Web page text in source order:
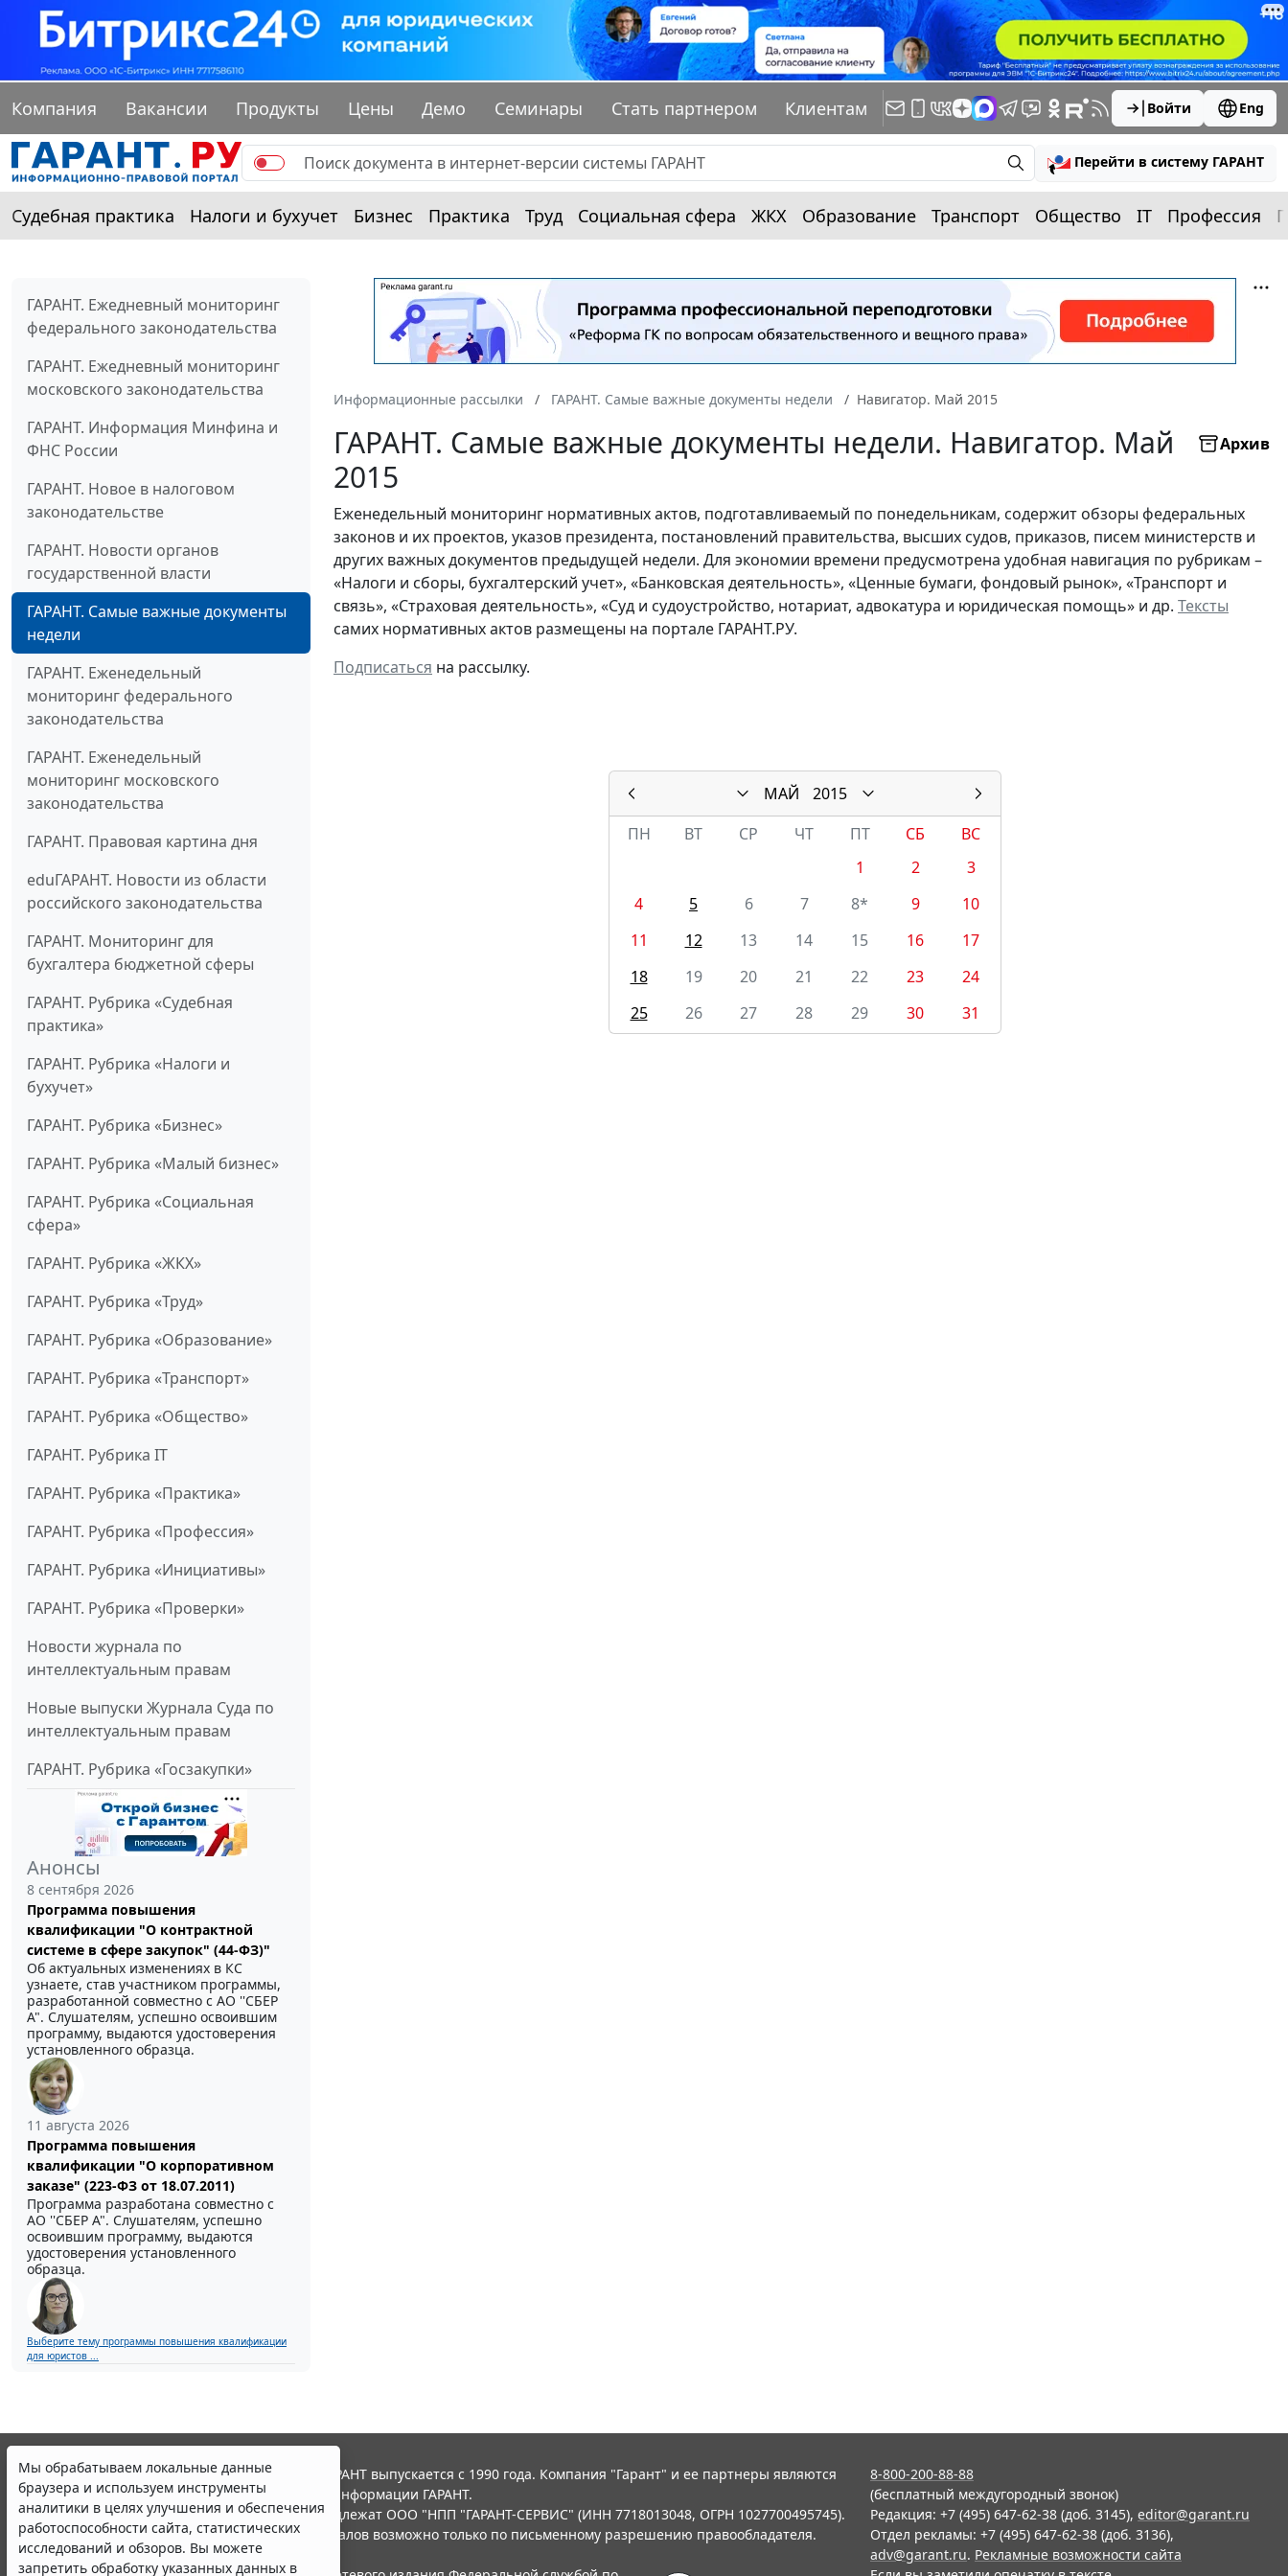
Компания Вакансии Продукты Цены Демо Семинары Стать партнером Клиентам Войти Eng
Перейти в систему ГАРАНТ
Судебная практика Налоги и бухучет Бизнес Практика Труд Социальная сфера ЖКХ Образование Транспорт Общество IT Профессия
ГАРАНТ. Ежедневный мониторинг
федерального законодательства
ГАРАНТ. Ежедневный мониторинг
московского законодательства
ГАРАНТ. Информация Минфина и
ФНС России
ГАРАНТ. Новое в налоговом
законодательстве
ГАРАНТ. Новости органов
государственной власти
ГАРАНТ. Самые важные документы
недели
ГАРАНТ. Еженедельный
мониторинг федерального
законодательства
ГАРАНТ. Еженедельный
мониторинг московского
законодательства
ГАРАНТ. Правовая картина дня
eduГАРАНТ. Новости из области
российского законодательства
ГАРАНТ. Мониторинг для
бухгалтера бюджетной сферы
ГАРАНТ. Рубрика «Судебная
практика»
ГАРАНТ. Рубрика «Налоги и
бухучет»
ГАРАНТ. Рубрика «Бизнес»
ГАРАНТ. Рубрика «Малый бизнес»
ГАРАНТ. Рубрика «Социальная
сфера»
ГАРАНТ. Рубрика «ЖКХ»
ГАРАНТ. Рубрика «Труд»
ГАРАНТ. Рубрика «Образование»
ГАРАНТ. Рубрика «Транспорт»
ГАРАНТ. Рубрика «Общество»
ГАРАНТ. Рубрика IT
ГАРАНТ. Рубрика «Практика»
ГАРАНТ. Рубрика «Профессия»
ГАРАНТ. Рубрика «Инициативы»
ГАРАНТ. Рубрика «Проверки»
Новости журнала по
интеллектуальным правам
Новые выпуски Журнала Суда по
интеллектуальным правам
ГАРАНТ. Рубрика «Госзакупки»
Анонсы
8 сентября 2026
Программа повышения
квалификации "О контрактной
системе в сфере закупок" (44-ФЗ)"
Об актуальных изменениях в КС
узнаете, став участником программы,
разработанной совместно с АО ''СБЕР
А". Слушателям, успешно освоившим
программу, выдаются удостоверения
установленного образца.
11 августа 2026
Программа повышения
квалификации "О корпоративном
заказе" (223-ФЗ от 18.07.2011)
Программа разработана совместно с
АО ''СБЕР А". Слушателям, успешно
освоившим программу, выдаются
удостоверения установленного
образца.
Выберите тему программы повышения квалификации
для юристов ...
Информационные рассылки ГАРАНТ. Самые важные документы недели Навигатор. Май 2015
ГАРАНТ. Самые важные документы недели. Навигатор. Май
2015
Архив
Еженедельный мониторинг нормативных актов, подготавливаемый по понедельникам, содержит обзоры федеральных
законов и их проектов, указов президента, постановлений правительства, высших судов, приказов, писем министерств и
других важных документов предыдущей недели. Для экономии времени предусмотрена удобная навигация по рубрикам –
«Налоги и сборы, бухгалтерский учет», «Банковская деятельность», «Ценные бумаги, фондовый рынок», «Транспорт и
связь», «Страховая деятельность», «Суд и судоустройство, нотариат, адвокатура и юридическая помощь» и др. Тексты
самих нормативных актов размещены на портале ГАРАНТ.РУ.
Подписаться на рассылку.
МАЙ
2015
ПН
ВТ СР ЧТ ПТ СБ
ВС
1
2
3
4
5 6 7 8* 9
10
11
12 13 14 15 16
17
18
19 20 21 22 23
24
25
26 27 28 29 30 31
Мы обрабатываем локальные данные
браузера и используем инструменты
аналитики в целях улучшения и обеспечения
работоспособности сайта, статистических
исследований и обзоров. Вы можете
запретить обработку указанных данных в
© ООО "НПП "ГАРАНТ-СЕРВИС", 2026. Система ГАРАНТ выпускается с 1990 года. Компания "Гарант" и ее партнеры являются
участниками Российской ассоциации правовой информации ГАРАНТ.
Все права на материалы сайта ГАРАНТ.РУ принадлежат ООО "НПП "ГАРАНТ-СЕРВИС" (ИНН 7718013048, ОГРН 1027700495745).
Полное или частичное воспроизведение материалов возможно только по письменному разрешению правообладателя.
Правила использования портала.
8-800-200-88-88
(бесплатный междугородный звонок)
Редакция: +7 (495) 647-62-38 (доб. 3145), editor@garant.ru
Отдел рекламы: +7 (495) 647-62-38 (доб. 3136),
adv@garant.ru. Рекламные возможности сайта